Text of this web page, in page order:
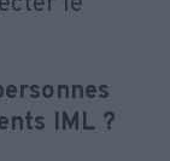
IML ?